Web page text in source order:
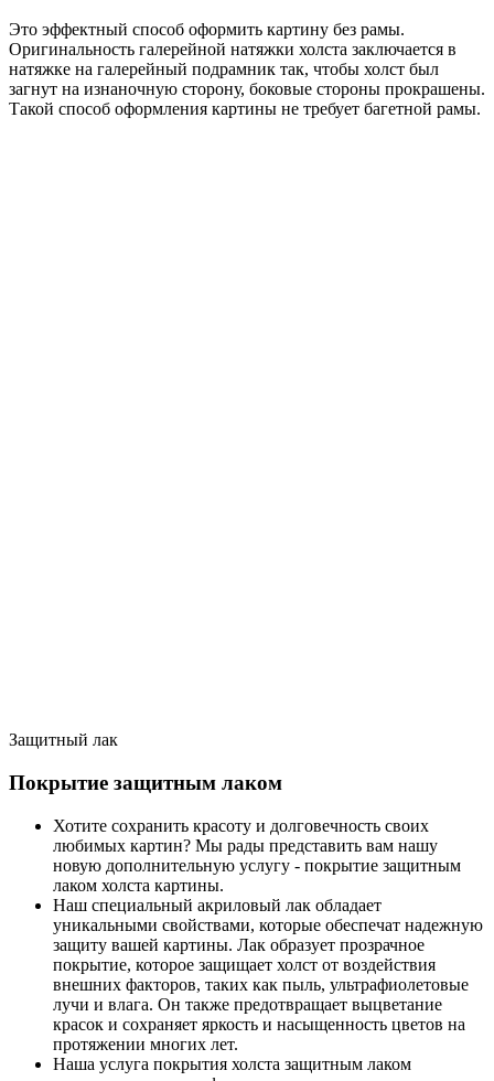
Это эффектный способ оформить картину без рамы.
Оригинальность галерейной натяжки холста заключается в
натяжке на галерейный подрамник так, чтобы холст был
загнут на изнаночную сторону, боковые стороны прокрашены.
Такой способ оформления картины не требует багетной рамы.
Защитный лак
Покрытие защитным лаком
Хотите сохранить красоту и долговечность своих
любимых картин? Мы рады представить вам нашу
новую дополнительную услугу - покрытие защитным
лаком холста картины.
Наш специальный акриловый лак обладает
уникальными свойствами, которые обеспечат надежную
защиту вашей картины. Лак образует прозрачное
покрытие, которое защищает холст от воздействия
внешних факторов, таких как пыль, ультрафиолетовые
лучи и влага. Он также предотвращает выцветание
красок и сохраняет яркость и насыщенность цветов на
протяжении многих лет.
Наша услуга покрытия холста защитным лаком